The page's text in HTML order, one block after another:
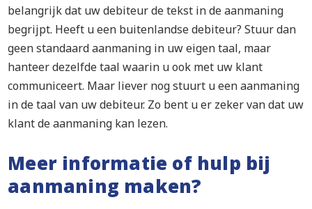
belangrijk dat uw debiteur de tekst in de aanmaning
begrijpt. Heeft u een buitenlandse debiteur? Stuur dan
geen standaard aanmaning in uw eigen taal, maar
hanteer dezelfde taal waarin u ook met uw klant
communiceert. Maar liever nog stuurt u een aanmaning
in de taal van uw debiteur. Zo bent u er zeker van dat uw
klant de aanmaning kan lezen.
Meer informatie of hulp bij
aanmaning maken?